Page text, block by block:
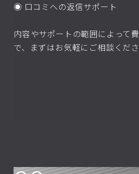
◉ 口コミへの返信サポート
内容やサポートの範囲によって
で、まずはお気軽にご相談くださ